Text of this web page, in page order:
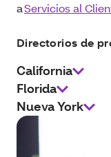
aServicios al
Directorios de
California
Florida
Nueva York